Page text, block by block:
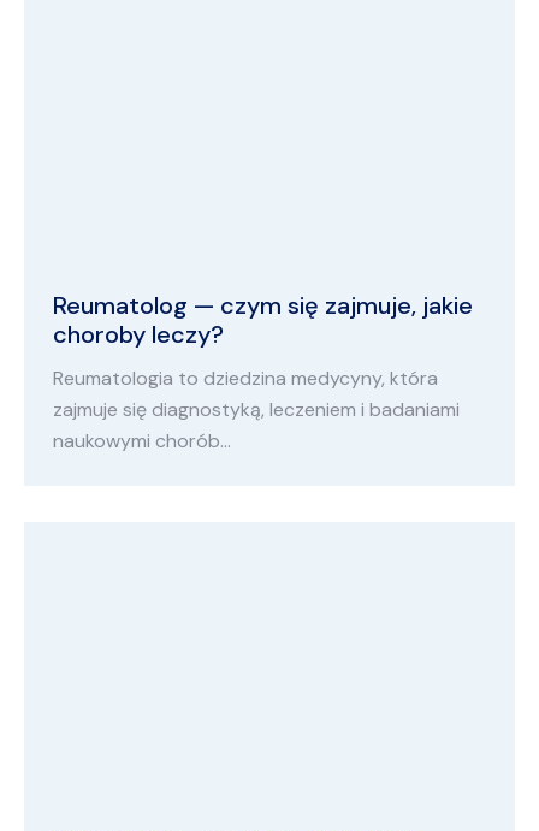
Reumatolog — czym się zajmuje, jakie
choroby leczy?
Reumatologia to dziedzina medycyny, która
zajmuje się diagnostyką, leczeniem i badaniami
naukowymi chorób…